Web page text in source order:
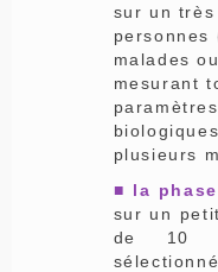
sur un
personnes
malades
mesurant
plusieurs
■ la
sur un
de 10